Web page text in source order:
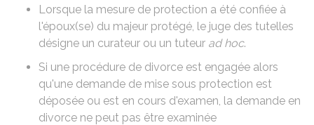
Lorsque la mesure de protection a été confiée à
l'époux(se) du majeur protégé, le juge des tutelles
désigne un curateur ou un tuteur ad hoc.
Si une procédure de divorce est engagée alors
qu'une demande de mise sous protection est
déposée ou est en cours d'examen, la demande en
divorce ne peut pas être examinée